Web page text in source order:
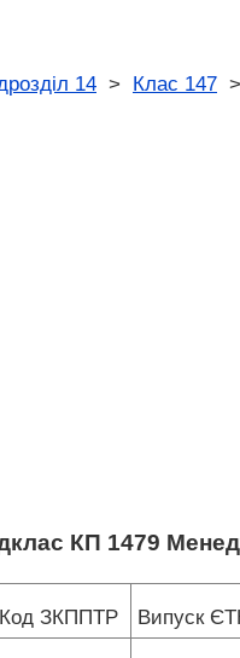
14 > Клас 147 >
КП 1479
Код ЗКППТР Випуск